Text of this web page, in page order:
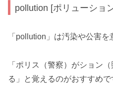
pollution [ポリューショ
「pollution」は汚染や公害を
「ポリス（警察）がション
る」と覚えるのがおすすめで